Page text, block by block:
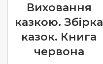
Виховання
казкою. Збірка
казок. Книга
червона